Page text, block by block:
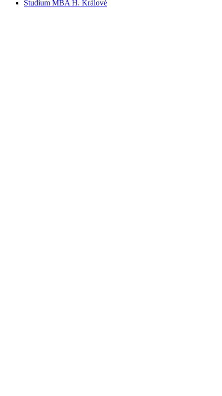
Studium MBA H. Králové